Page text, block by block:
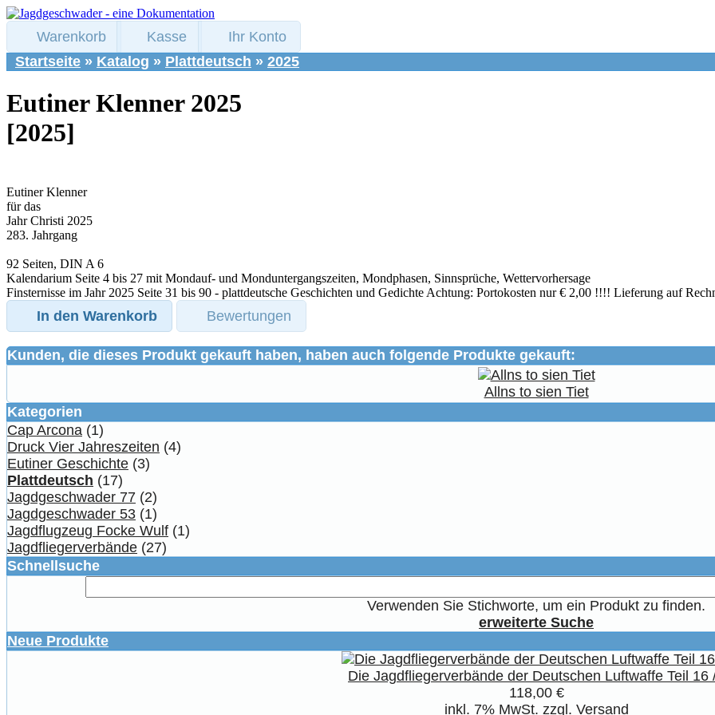
Warenkorb Kasse
Ihr Konto
Startseite » Katalog » Plattdeutsch » 2025
Eutiner Klenner 2025
[2025]
Eutiner Klenner
für das
Jahr Christi 2025
283. Jahrgang
92 Seiten, DIN A 6
Kalendarium Seite 4 bis 27 mit Mondauf- und Monduntergangszeiten, Mondphasen, Sinnsprüche, Wettervorhersage
Finsternisse im Jahr 2025 Seite 31 bis 90 - plattdeutsche Geschichten und Gedichte Achtung: Portokosten nur € 2,00 !!!! Lieferung auf
In den Warenkorb Bewertungen
Kunden, die dieses Produkt gekauft haben, haben auch folgende Produkte gekauft:
Allns to sien Tiet
Kategorien
Cap Arcona (1)
Druck Vier Jahreszeiten (4)
Eutiner Geschichte (3)
Plattdeutsch (17)
Jagdgeschwader 77 (2)
Jagdgeschwader 53 (1)
Jagdflugzeug Focke Wulf (1)
Jagdfliegerverbände (27)
Schnellsuche
Verwenden Sie Stichworte, um ein Produkt zu finden.
erweiterte Suche
Neue Produkte
Die Jagdfliegerverbände der Deutschen Luftwaffe Teil 16
118,00 €
inkl. 7% MwSt. zzgl. Versand